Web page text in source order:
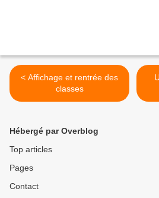
< Affichage et rentrée des
classes
Hébergé par Overblog
Top articles
Pages
Contact